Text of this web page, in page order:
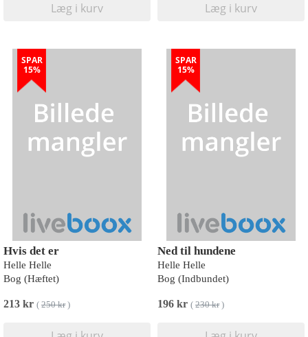
Læg i kurv Læg i kurv
SPAR
15%
Hvis det er
Helle Helle
Bog (Hæftet)
213 kr ( 250 kr)
SPAR
15%
Ned til hundene
Helle Helle
Bog (Indbundet)
196 kr ( 230 kr)